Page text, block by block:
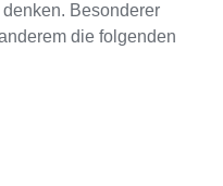
Besonderer
die folgenden